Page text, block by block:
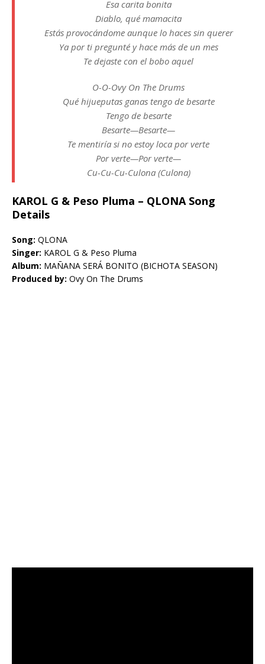
Esa carita bonita
Diablo, qué mamacita
Estás provocándome aunque lo haces sin querer
Ya por ti pregunté y hace más de un mes
Te dejaste con el bobo aquel
O-O-Ovy On The Drums
Qué hijueputas ganas tengo de besarte
Tengo de besarte
Besarte—Besarte—
Te mentiría si no estoy loca por verte
Por verte—Por verte—
Cu-Cu-Cu-Culona (Culona)
KAROL G & Peso Pluma – QLONA Song
Details
Song: QLONA
Singer: KAROL G & Peso Pluma
Album: MAÑANA SERÁ BONITO (BICHOTA SEASON)
Produced by: Ovy On The Drums